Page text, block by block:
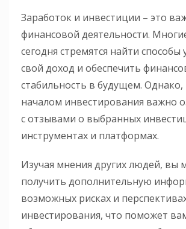
Заработок и инвестиции – это
финансовой деятельности.
сегодня стремятся найти
свой доход и обеспечить
стабильность в будущем. Однако,
началом инвестирования важно
с отзывами о выбранных
инструментах и платформах.
Изучая мнения других людей, вы
получить дополнительную
возможных рисках и
инвестирования, что поможет